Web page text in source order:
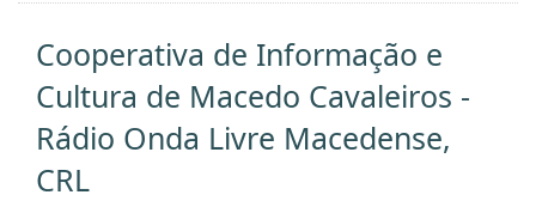
Cooperativa de Informação e
Cultura de Macedo Cavaleiros -
Rádio Onda Livre Macedense,
CRL